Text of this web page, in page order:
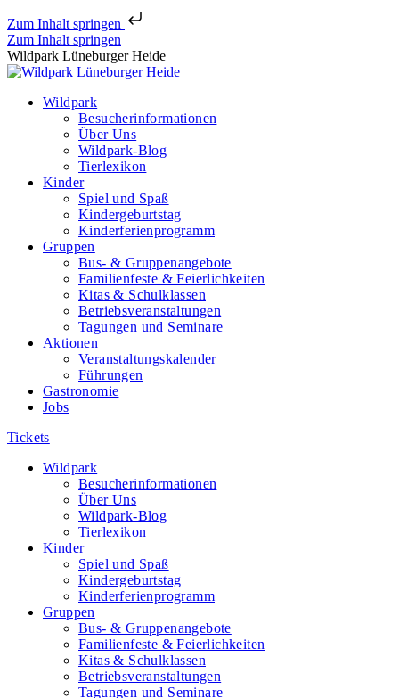
Zum Inhalt springen
Zum Inhalt springen
Wildpark Lüneburger Heide
Wildpark
Besucherinformationen
Über Uns
Wildpark-Blog
Tierlexikon
Kinder
Spiel und Spaß
Kindergeburtstag
Kinderferienprogramm
Gruppen
Bus- & Gruppenangebote
Familienfeste & Feierlichkeiten
Kitas & Schulklassen
Betriebsveranstaltungen
Tagungen und Seminare
Aktionen
Veranstaltungskalender
Führungen
Gastronomie
Jobs
Tickets
Wildpark
Besucherinformationen
Über Uns
Wildpark-Blog
Tierlexikon
Kinder
Spiel und Spaß
Kindergeburtstag
Kinderferienprogramm
Gruppen
Bus- & Gruppenangebote
Familienfeste & Feierlichkeiten
Kitas & Schulklassen
Betriebsveranstaltungen
Tagungen und Seminare